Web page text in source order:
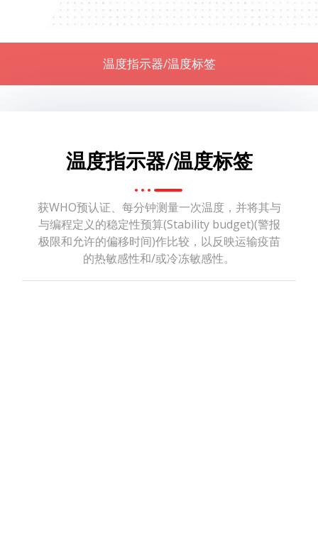
温度指示器/温度标签
温度指示器/温度标签
获WHO预认证、每分钟测量一次温度，并将其与
与编程定义的稳定性预算(Stability budget)(警报
极限和允许的偏移时间)作比较，以反映运输疫苗
的热敏感性和/或冷冻敏感性。